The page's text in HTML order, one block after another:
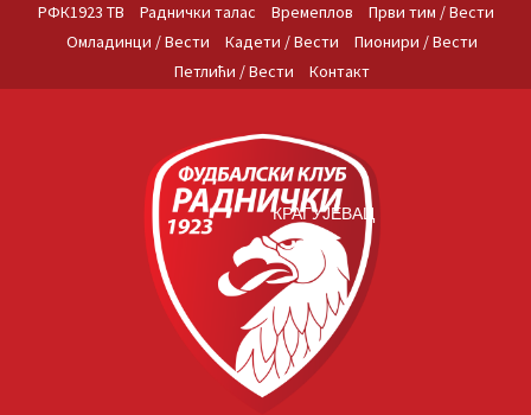
РФК1923 ТВ Раднички талас Времеплов
Први тим / Вести
Омладинци / Вести
Кадети / Вести
Пионири / Вести
Петлићи / Вести
Контакт
КРАГУЈЕВАЦ